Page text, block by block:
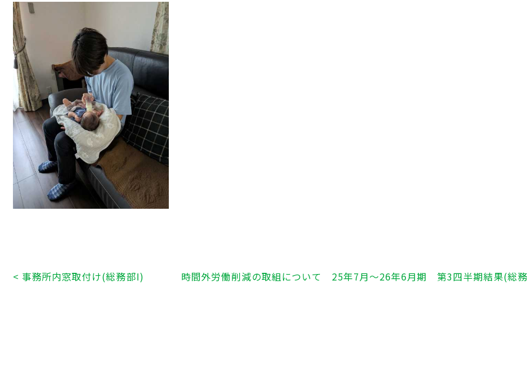
< 事務所内窓取付け(総務部I) 時間外労働削減の取組について 25年7月～26年6月期 第3四半期結果(総